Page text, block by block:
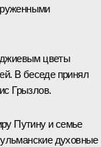
цветы
В беседе принял
Грызлов.
Путину и семье
духовные